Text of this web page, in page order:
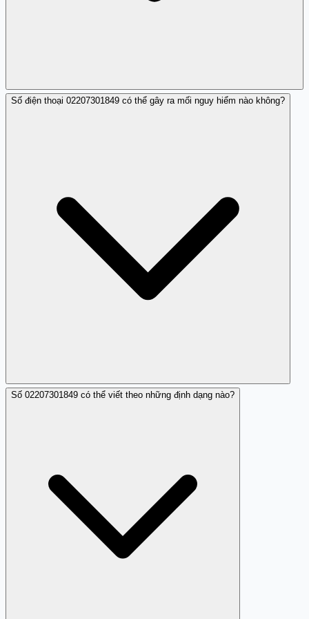
Bạn có thể thận trọng và không phản hồi các cuộc gọi từ
Số điện thoại 02207301849 có thể gây ra mối nguy hiểm nào không?
Mặc dù không có mối nguy hiểm rõ ràng, nhưng việc
Số 02207301849 có thể viết theo những định dạng nào?